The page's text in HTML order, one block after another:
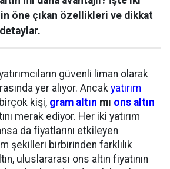
öne çıkan özellikleri ve dikkat
güvenli liman olarak
yer alıyor. Ancak yatırım
kişi, gram altın mı ons altın
merak ediyor. Her iki yatırım
da fiyatlarını etkileyen
şekilleri birbirinden farklılık
uluslararası ons altın fiyatının